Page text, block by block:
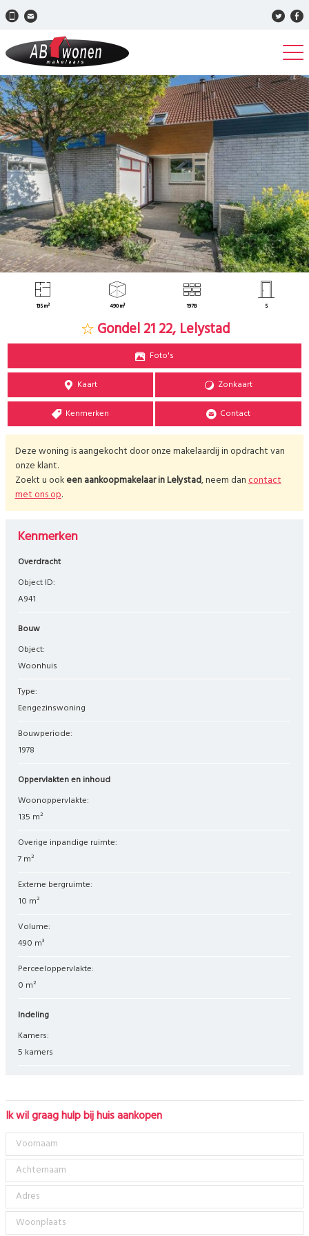
135 m² 490 m³ 1978 5
Gondel 21 22, Lelystad
Foto's
Kaart Zonkaart
Kenmerken Contact
Deze woning is aangekocht door onze makelaardij in opdracht van
onze klant.
Zoekt u ookeen aankoopmakelaar inLelystad, neem dancontact
met ons op.
Kenmerken
Overdracht
Object ID:
A941
Bouw
Object:
woonhuis
Type:
eengezinswoning
Bouwperiode:
1978
Oppervlakten en inhoud
Woonoppervlakte:
135 m²
Overige inpandige ruimte:
7 m²
Externe bergruimte:
10 m²
Volume:
490 m³
Perceeloppervlakte:
0 m²
Indeling
Kamers:
5 kamers
Ik wil graag hulp bij huis aankopen